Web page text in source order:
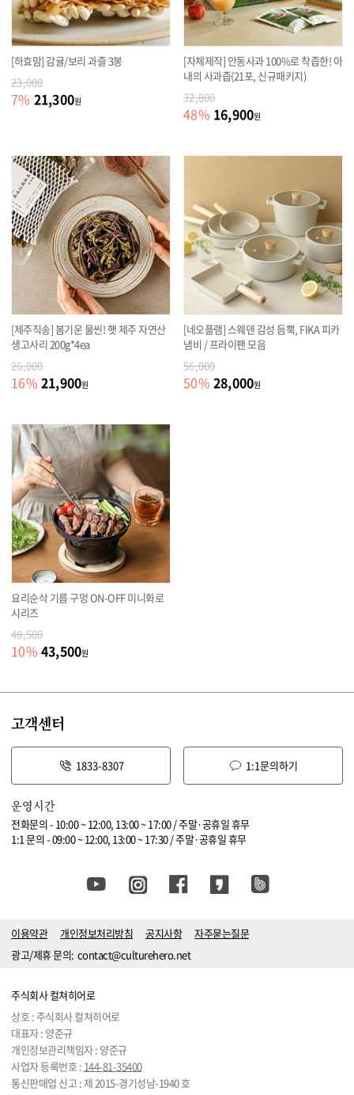
[하효맘] 감귤/보리 과즐 3봉
23,000
7% 21,300원
[자체제작] 안동사과 100%로 착즙한! 아
내의 사과즙(21포, 신규패키지)
32,800
48% 16,900원
[제주직송] 봄기운 물씬! 햇 제주 자연산
생고사리 200g*4ea
26,000
16% 21,900원
[네오플램] 스웨덴 감성 듬뿍, FIKA 피카
냄비 / 프라이팬 모음
56,000
50% 28,000원
요리순삭 기름 구멍 ON-OFF 미니화로
시리즈
48,500
10% 43,500원
고객센터
1833-8307 1:1문의하기
운영시간
전화문의 - 10:00 ~ 12:00, 13:00 ~ 17:00 / 주말·공휴일 휴무
1:1 문의 - 09:00 ~ 12:00, 13:00 ~ 17:30 / 주말·공휴일 휴무
이용약관 개인정보처리방침 공지사항
자주묻는질문
광고/제휴 문의: contact@culturehero.net
주식회사 컬쳐히어로
상호 : 주식회사 컬쳐히어로
대표자 : 양준규
개인정보관리책임자 : 양준규
사업자 등록번호 : 144-81-35400
통신판매업 신고 : 제 2015-경기성남-1940 호